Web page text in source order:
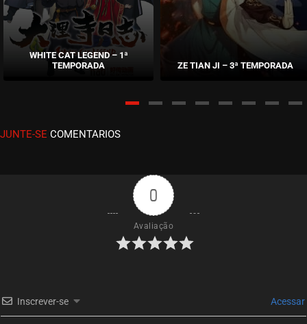
ASSISTIDO
EPISÓDIO 254
abril 11, 2023
ASSISTIDO
EPISÓDIO 252
março 30, 2023
EPISÓDIO 251
EPISÓDIO 250
WHITE CAT LEGEND – 1ª
TEMPORADA
ZE TIAN JI – 3ª TEMPORADA
JUNTE-SE COMENTARIOS
0
Avaliação
Inscrever-se Acessar